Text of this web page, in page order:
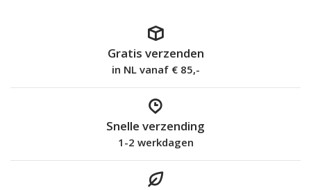
Gratis verzenden
in NL vanaf € 85,-
Snelle verzending
1-2 werkdagen